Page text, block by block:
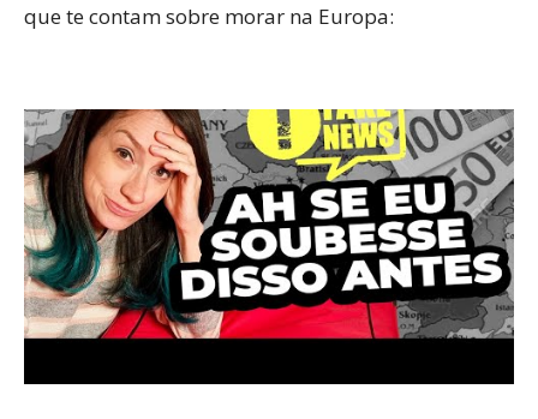
que te contam sobre morar na Europa: